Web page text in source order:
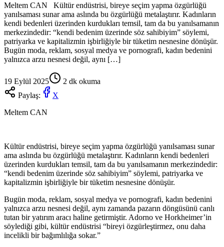
Meltem CAN Kültür endüstrisi, bireye seçim yapma özgürlüğü
yanılsaması sunar ama aslında bu özgürlüğü metalaştırır. Kadınların
kendi bedenleri üzerinden kurdukları temsil, tam da bu yanılsamanın
merkezindedir: “kendi bedenim üzerinde söz sahibiyim” söylemi,
patriyarka ve kapitalizmin işbirliğiyle bir tüketim nesnesine dönüşür.
Bugün moda, reklam, sosyal medya ve pornografi, kadın bedenini
yalnızca arzu nesnesi değil, aynı […]
19 Eylül 2025 2 dk okuma
Paylaş:
X
Meltem CAN
Kültür endüstrisi, bireye seçim yapma özgürlüğü yanılsaması sunar
ama aslında bu özgürlüğü metalaştırır. Kadınların kendi bedenleri
üzerinden kurdukları temsil, tam da bu yanılsamanın merkezindedir:
“kendi bedenim üzerinde söz sahibiyim” söylemi, patriyarka ve
kapitalizmin işbirliğiyle bir tüketim nesnesine dönüşür.
Bugün moda, reklam, sosyal medya ve pornografi, kadın bedenini
yalnızca arzu nesnesi değil, aynı zamanda pazarın döngüsünü canlı
tutan bir yatırım aracı haline getirmiştir. Adorno ve Horkheimer’in
söylediği gibi, kültür endüstrisi “bireyi özgürleştirmez, onu daha
incelikli bir bağımlılığa sokar.”